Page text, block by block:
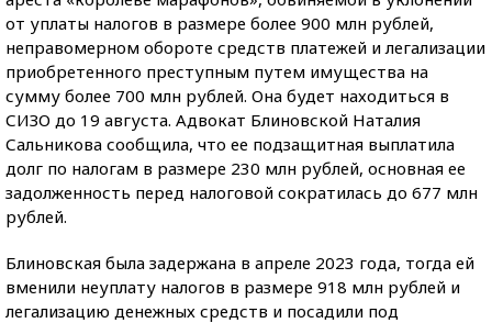
от уплаты налогов в размере более 900 млн рублей,
неправомерном обороте средств платежей и легализации
приобретенного преступным путем имущества на
сумму более 700 млн рублей. Она будет находиться в
СИЗО до 19 августа. Адвокат Блиновской Наталия
Сальникова сообщила, что ее подзащитная выплатила
долг по налогам в размере 230 млн рублей, основная ее
задолженность перед налоговой сократилась до 677 млн
рублей.
Блиновская была задержана в апреле 2023 года, тогда ей
вменили неуплату налогов в размере 918 млн рублей и
легализацию денежных средств и посадили под